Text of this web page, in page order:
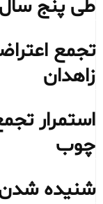
طی پنج سال
تجمع
زاهدان
استمرار
چوب
شنیده شدن